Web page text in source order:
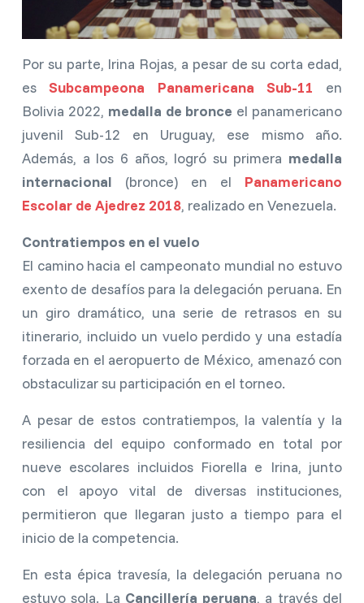
Por su parte, Irina Rojas, a pesar de su corta edad,
esSubcampeona Panamericana Sub-11 en
Bolivia 2022, medalla de bronce el panamericano
juvenil Sub-12 en Uruguay, ese mismo año.
Además, a los 6 años, logró su primera medalla
internacional (bronce) en el Panamericano
Escolar de Ajedrez 2018, realizado en Venezuela.
Contratiempos en el vuelo
El camino hacia el campeonato mundial no estuvo
exento de desafíos para la delegación peruana. En
un giro dramático, una serie de retrasos en su
itinerario, incluido un vuelo perdido y una estadía
forzada en el aeropuerto de México, amenazó con
obstaculizar su participación en el torneo.
A pesar de estos contratiempos, la valentía y la
resiliencia del equipo conformado en total por
nueve escolares incluidos Fiorella e Irina, junto
con el apoyo vital de diversas instituciones,
permitieron que llegaran justo a tiempo para el
inicio de la competencia.
En esta épica travesía, la delegación peruana no
estuvo sola. La Cancillería peruana, a través del